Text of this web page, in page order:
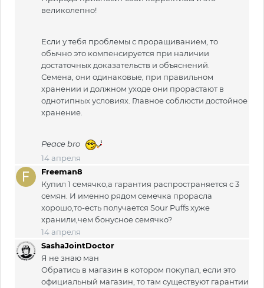
великолепно!
Если у тебя проблемы с проращиванием, то
обычно это компенсируется при наличии
достаточных доказательств и объяснений.
Семена, они одинаковые, при правильном
хранении и должном уходе они прорастают в
однотипных условиях. Главное соблюсти достойное
хранение.
Peace bro
14 апреля
Freeman8
Купил 1 семячко,а гарантия распространяется с 3
семян. И именно рядом семечка прорасла
хорошо,то-есть получается Sour Puffs хуже
хранили,чем бонусное семячко?
14 апреля
SashaJointDoctor
Я не знаю ман
Обратись в магазин в котором покупал, если это
официальный магазин, то там существуют гарантии